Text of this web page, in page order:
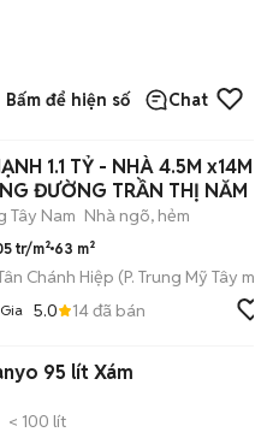
Bấm để hiện số Chat
TỶ - NHÀ 4.5M x14M
ĐƯỜNG TRẦN THỊ NĂM -
Tây Nam Nhà ngõ, hẻm
tr/m² 63 m²
Chánh Hiệp (P. Trung Mỹ Tây mới)
5.0 14đã bán
95 lít Xám
< 100 lít